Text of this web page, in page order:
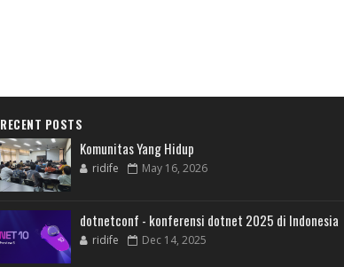
RECENT POSTS
Komunitas Yang Hidup
ridife May 16, 2026
dotnetconf - konferensi dotnet 2025 di Indonesia
ridife Dec 14, 2025